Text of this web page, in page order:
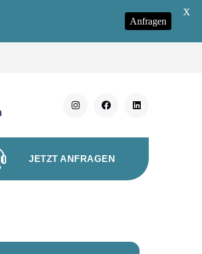
JETZT ANFRAGEN
Anfragen
X